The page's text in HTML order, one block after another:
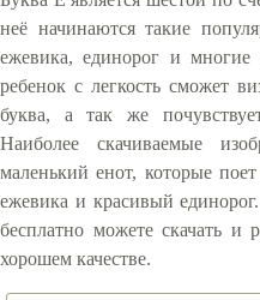
неё начинаются такие
ежевика, единорог и
ребенок с легкость сможет
буква, а так же
Наиболее скачиваемые
маленький енот, которые
ежевика и красивый
бесплатно можете скачать и
хорошем качестве.